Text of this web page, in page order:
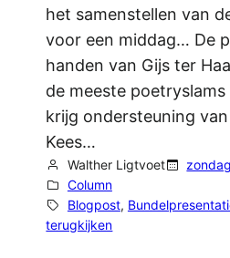
het samenstellen van
voor een middag… De
handen van Gijs ter
de meeste
krijg ondersteuning
Kees…
Walther Ligtvoet
Column
Blogpost,
terugkijken